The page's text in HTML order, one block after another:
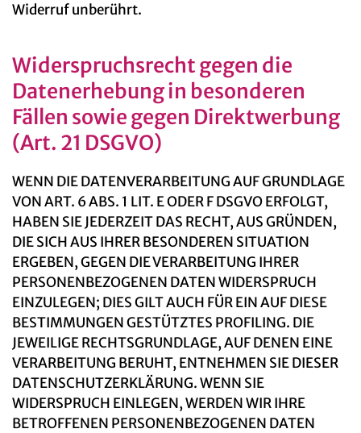
Widerruf unberührt.
Widerspruchsrecht gegen die
Datenerhebung in besonderen
Fällen sowie gegen Direktwerbung
(Art. 21 DSGVO)
WENN DIE DATENVERARBEITUNG AUF GRUNDLAGE
VON ART. 6 ABS. 1 LIT. E ODER F DSGVO ERFOLGT,
HABEN SIE JEDERZEIT DAS RECHT, AUS GRÜNDEN,
DIE SICH AUS IHRER BESONDEREN SITUATION
ERGEBEN, GEGEN DIE VERARBEITUNG IHRER
PERSONENBEZOGENEN DATEN WIDERSPRUCH
EINZULEGEN; DIES GILT AUCH FÜR EIN AUF DIESE
BESTIMMUNGEN GESTÜTZTES PROFILING. DIE
JEWEILIGE RECHTSGRUNDLAGE, AUF DENEN EINE
VERARBEITUNG BERUHT, ENTNEHMEN SIE DIESER
DATENSCHUTZERKLÄRUNG. WENN SIE
WIDERSPRUCH EINLEGEN, WERDEN WIR IHRE
BETROFFENEN PERSONENBEZOGENEN DATEN